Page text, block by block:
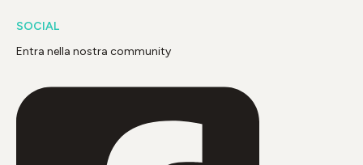
SOCIAL
Entra nella nostra community